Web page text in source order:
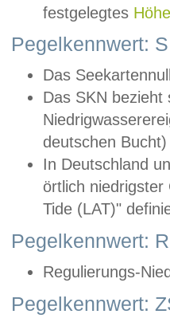
festgelegtes
Pegelkennwert:
Das
Das SKN
deutschen
In Deutschland
örtlich
Tide (LAT)"
Pegelkennwert:
Regulierungs-
Pegelkennwert: